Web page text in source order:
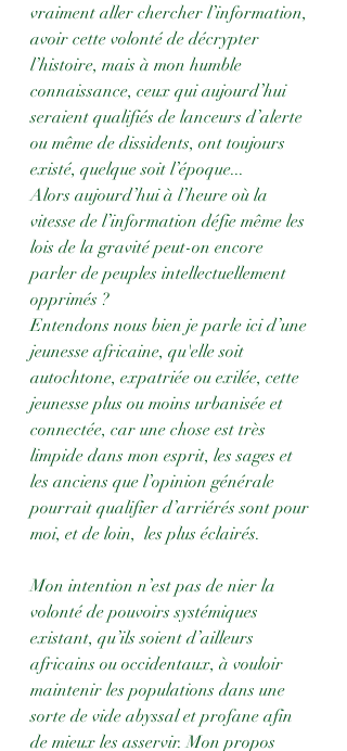
vraiment aller chercher l’information,
avoir cette volonté de décrypter
l’histoire, mais à mon humble
connaissance, ceux qui aujourd’hui
seraient qualifiés de lanceurs d’alerte
ou même de dissidents, ont toujours
existé, quelque soit l’époque...
Alors aujourd’hui à l’heure où la
vitesse de l’information défie même les
lois de la gravité peut-on encore
parler de peuples intellectuellement
opprimés ?
Entendons nous bien je parle ici d’une
jeunesse africaine, qu'elle soit
autochtone, expatriée ou exilée, cette
jeunesse plus ou moins urbanisée et
connectée, car une chose est très
limpide dans mon esprit, les sages et
les anciens que l’opinion générale
pourrait qualifier d’arriérés sont pour
moi, et de loin,  les plus éclairés.
Mon intention n’est pas de nier la
volonté de pouvoirs systémiques
existant, qu’ils soient d’ailleurs
africains ou occidentaux, à vouloir
maintenir les populations dans une
sorte de vide abyssal et profane afin
de mieux les asservir. Mon propos